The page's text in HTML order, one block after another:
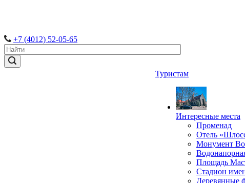
+7 (4012) 52-05-65
Туристам
Интересные места
Променад
Отель
Монумент
Площадь
Стадион
Деревянные